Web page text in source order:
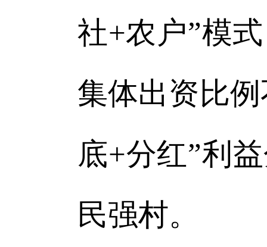
社+农户”模
集体出资比
底+分红”利
民强村。